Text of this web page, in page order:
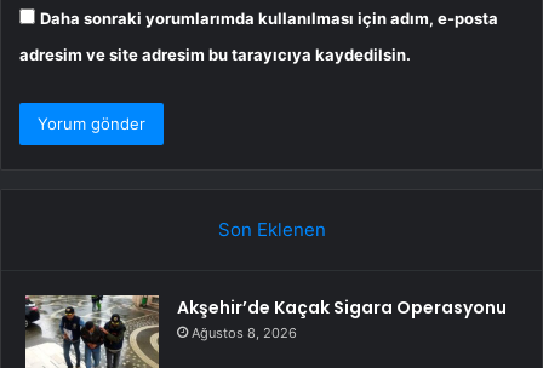
Daha sonraki yorumlarımda kullanılması için adım, e-posta
adresim ve site adresim bu tarayıcıya kaydedilsin.
Son Eklenen
Akşehir’de Kaçak Sigara Operasyonu
Ağustos 8, 2026